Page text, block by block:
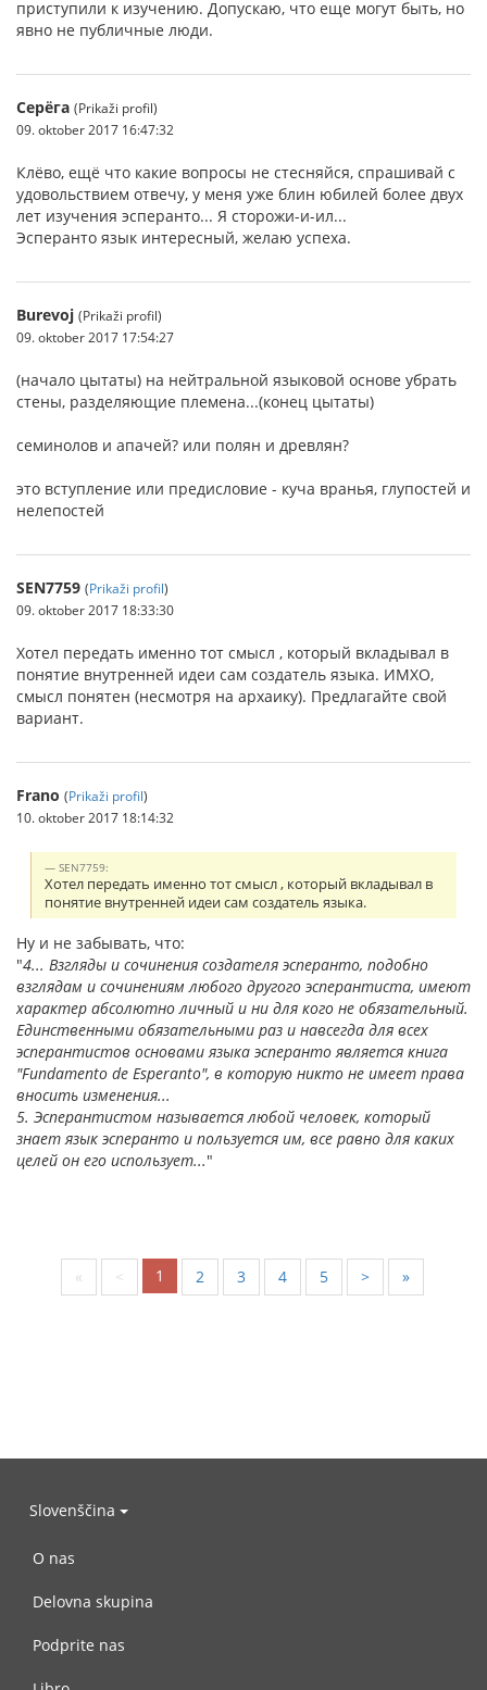
приступили к изучению. Допускаю, что еще могут быть, но
явно не публичные люди.
Серёга (Prikaži profil)
09. oktober 2017 16:47:32
Клёво, ещё что какие вопросы не стесняйся, спрашивай с
удовольствием отвечу, у меня уже блин юбилей более двух
лет изучения эсперанто... Я сторожи-и-ил...
Эсперанто язык интересный, желаю успеха.
Burevoj (Prikaži profil)
09. oktober 2017 17:54:27
(начало цытаты) на нейтральной языковой основе убрать
стены, разделяющие племена...(конец цытаты)
семинолов и апачей? или полян и древлян?
это вступление или предисловие - куча вранья, глупостей и
нелепостей
SEN7759 (Prikaži profil)
09. oktober 2017 18:33:30
Хотел передать именно тот смысл , который вкладывал в
понятие внутренней идеи сам создатель языка. ИМХО,
смысл понятен (несмотря на архаику). Предлагайте свой
вариант.
Frano (Prikaži profil)
10. oktober 2017 18:14:32
SEN7759:
Хотел передать именно тот смысл , который вкладывал в
понятие внутренней идеи сам создатель языка.
Ну и не забывать, что:
"4... Взгляды и сочинения создателя эсперанто, подобно
взглядам и сочинениям любого другого эсперантиста, имеют
характер абсолютно личный и ни для кого не обязательный.
Единственными обязательными раз и навсегда для всех
эсперантистов основами языка эсперанто является книга
"Fundamento de Esperanto", в которую никто не имеет права
вносить изменения...
5. Эсперантистом называется любой человек, который
знает язык эсперанто и пользуется им, все равно для каких
целей он его использует..."
« < 1 2 3 4 5 > »
Slovenščina
O nas
Delovna skupina
Podprite nas